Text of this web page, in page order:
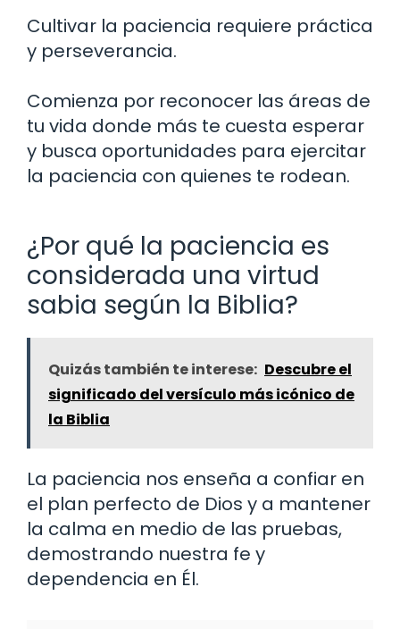
Cultivar la paciencia requiere práctica
y perseverancia.
Comienza por reconocer las áreas de
tu vida donde más te cuesta esperar
y busca oportunidades para ejercitar
la paciencia con quienes te rodean.
¿Por qué la paciencia es
considerada una virtud
sabia según la Biblia?
Quizás también te interese: Descubre el
significado del versículo más icónico de
la Biblia
La paciencia nos enseña a confiar en
el plan perfecto de Dios y a mantener
la calma en medio de las pruebas,
demostrando nuestra fe y
dependencia en Él.